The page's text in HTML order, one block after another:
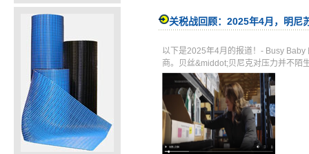
关税战回顾：2025年4月，明尼
以下是2025年4月的报道！- Busy
商。贝丝&middot;贝尼克对压力并不陌